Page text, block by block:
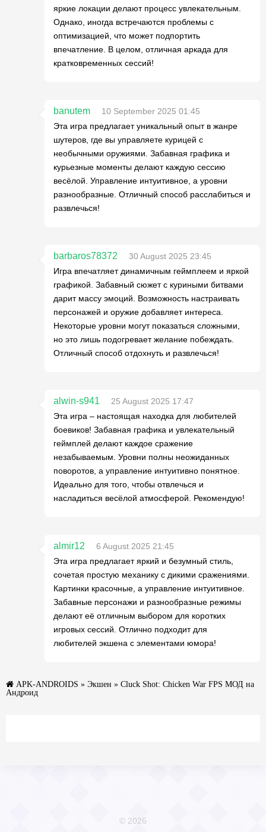
яркие локации делают процесс увлекательным.
Однако, иногда встречаются проблемы с
оптимизацией, что может подпортить
впечатление. В целом, отличная аркада для
кратковременных сессий!
banutem
10 September 2025 01:45
Эта игра предлагает уникальный опыт в жанре
шутеров, где вы управляете курицей с
необычными оружиями. Забавная графика и
курьезные моменты делают каждую сессию
весёлой. Управление интуитивное, а уровни
разнообразные. Отличный способ расслабиться и
развлечься!
barbaros78372
30 August 2025 23:45
Игра впечатляет динамичным геймплеем и яркой
графикой. Забавный сюжет с куриными битвами
дарит массу эмоций. Возможность настраивать
персонажей и оружие добавляет интереса.
Некоторые уровни могут показаться сложными,
но это лишь подогревает желание побеждать.
Отличный способ отдохнуть и развлечься!
alwin-s941
25 August 2025 17:47
Эта игра – настоящая находка для любителей
боевиков! Забавная графика и увлекательный
геймплей делают каждое сражение
незабываемым. Уровни полны неожиданных
поворотов, а управление интуитивно понятное.
Идеально для того, чтобы отвлечься и
насладиться весёлой атмосферой. Рекомендую!
almir12
6 August 2025 21:45
Эта игра предлагает яркий и безумный стиль,
сочетая простую механику с дикими сражениями.
Картинки красочные, а управление интуитивное.
Забавные персонажи и разнообразные режимы
делают её отличным выбором для коротких
игровых сессий. Отлично подходит для
любителей экшена с элементами юмора!
APK-ANDROIDS » Экшен » Cluck Shot: Chicken War FPS МОД на
Андроид
© 2026